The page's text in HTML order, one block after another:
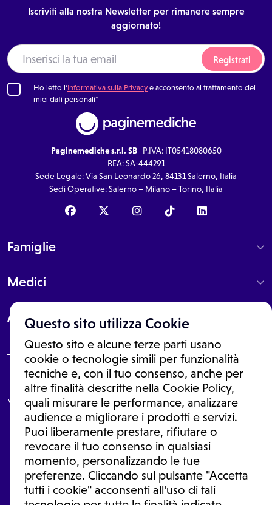
Questo sito utilizza Cookie
Questo sito e alcune terze parti usano
cookie o tecnologie simili per funzionalità
tecniche e, con il tuo consenso, anche per
altre finalità descritte nella Cookie Policy,
quali misurare le performance, analizzare
audience e migliorare i prodotti e servizi.
Puoi liberamente prestare, rifiutare o
revocare il tuo consenso in qualsiasi
momento, personalizzando le tue
preferenze. Cliccando sul pulsante "Accetta
tutti i cookie" acconsenti all'uso di tali
Iscriviti alla nostra Newsletter per rimanere sempre
aggiornato!
Registrati
Ho letto l'Informativa sulla Privacye acconsento al trattamento dei
miei dati personali*
Paginemediche s.r.l. SB| P.IVA: IT05418080650
REA: SA-444291
Sede Legale: Via San Leonardo 26, 84131 Salerno, Italia
Sedi Operative: Salerno – Milano – Torino, Italia
Famiglie
Medici
About
Le informazioni proposte in questo sito non sono un consulto medico.
In nessun caso, queste informazioni sostituiscono un consulto, una
visita o una diagnosi formulata dal medico. Non si devono considerare
le informazioni disponibili come suggerimenti per la formulazione di
una diagnosi, la determinazione di un trattamento o l'assunzione o
sospensione di un farmaco senza prima consultare un medico di
medicina generale o uno specialista.
Condizioni di utilizzo|Privacy Policy |Gestione Cookie
Ⓒ 2026 | Tutti i diritti riservati.